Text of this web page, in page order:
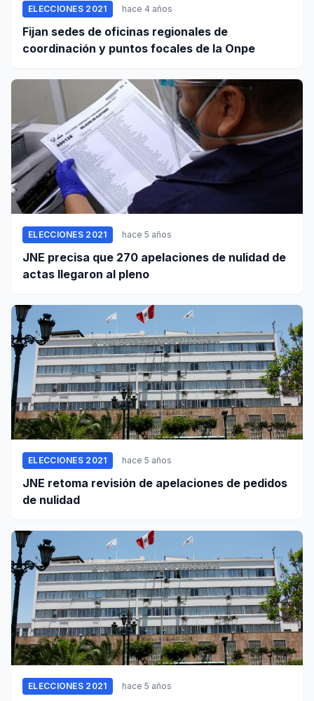
ELECCIONES 2021 hace 4 años
Fijan sedes de oficinas regionales de
coordinación y puntos focales de la Onpe
ELECCIONES 2021 hace 5 años
JNE precisa que 270 apelaciones de nulidad de
actas llegaron al pleno
ELECCIONES 2021 hace 5 años
JNE retoma revisión de apelaciones de pedidos
de nulidad
ELECCIONES 2021 hace 5 años